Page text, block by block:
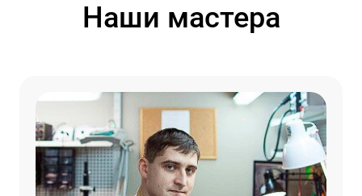
Наши мастера